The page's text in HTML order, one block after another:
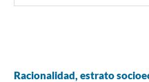
Racionalidad, estrato